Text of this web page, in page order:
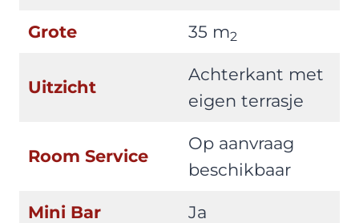
Grote 35 m2
Uitzicht
Achterkant met
eigen terrasje
Room Service
Op aanvraag
beschikbaar
Mini Bar Ja